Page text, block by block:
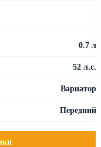
0.7 л
52 л.с.
Вариатор
Передний